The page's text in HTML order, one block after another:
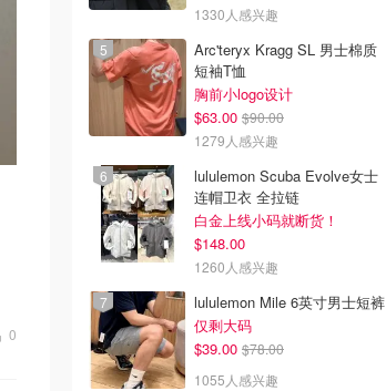
0
1330人感兴趣
Arc'teryx Kragg SL 男士棉质
短袖T恤
胸前小logo设计
$63.00 $90.00
1279人感兴趣
lululemon Scuba Evolve女士
连帽卫衣 全拉链
白金上线小码就断货！
$148.00
1260人感兴趣
lululemon Mile 6英寸男士短裤
仅剩大码
$39.00 $78.00
1055人感兴趣